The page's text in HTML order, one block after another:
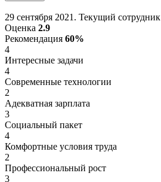
29 сентября 2021. Текущий сотрудник
Оценка 2.9
Рекомендация 60%
4
Интересные задачи
4
Современные технологии
2
Адекватная зарплата
3
Социальный пакет
4
Комфортные условия труда
2
Профессиональный рост
3